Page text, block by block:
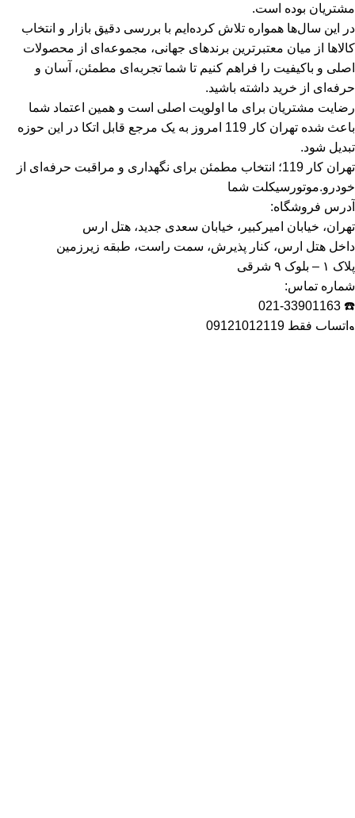
مشتریان بوده است.
در این سال‌ها همواره تلاش کرده‌ایم با بررسی دقیق بازار و انتخاب
کالاها از میان معتبرترین برندهای جهانی، مجموعه‌ای از محصولات
اصلی و باکیفیت را فراهم کنیم تا شما تجربه‌ای مطمئن، آسان و
حرفه‌ای از خرید داشته باشید.
رضایت مشتریان برای ما اولویت اصلی است و همین اعتماد شما
باعث شده تهران کار 119 امروز به یک مرجع قابل اتکا در این حوزه
تبدیل شود.
تهران کار 119؛ انتخاب مطمئن برای نگهداری و مراقبت حرفه‌ای از
خودرو.موتورسیکلت شما
آدرس فروشگاه:
تهران، خیابان امیرکبیر، خیابان سعدی جدید، هتل ارس
داخل هتل ارس، کنار پذیرش، سمت راست، طبقه زیرزمین
پلاک ۱ – بلوک ۹ شرقی
شماره تماس:
☎️ 021-33901163
واتساپ فقط 09121012119